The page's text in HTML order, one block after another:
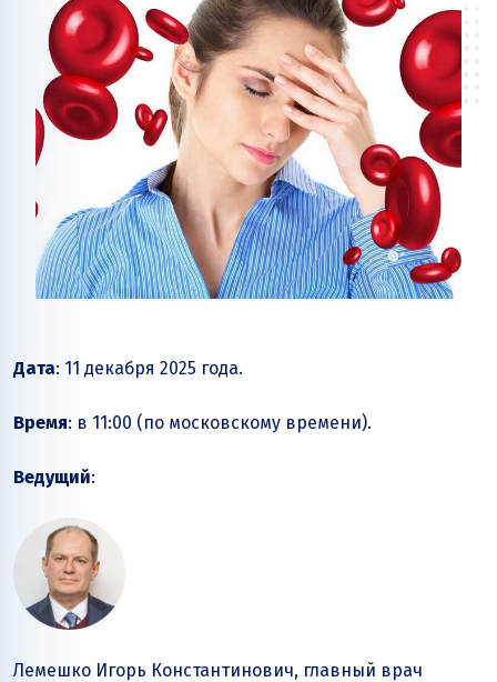
Дата: 11 декабря 2025 года.
Время: в 11:00 (по московскому времени).
Ведущий:
Лемешко Игорь Константинович, главный врач